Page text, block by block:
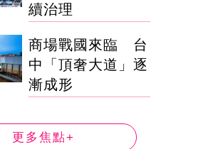
續治理
商場戰國來臨 台
中「頂奢大道」逐
漸成形
更多焦點+